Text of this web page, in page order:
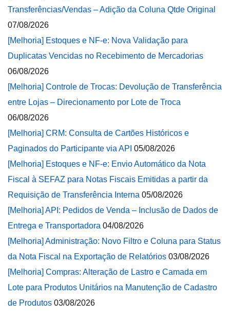
Transferências/Vendas – Adição da Coluna Qtde Original
07/08/2026
[Melhoria] Estoques e NF-e: Nova Validação para
Duplicatas Vencidas no Recebimento de Mercadorias
06/08/2026
[Melhoria] Controle de Trocas: Devolução de Transferência
entre Lojas – Direcionamento por Lote de Troca
06/08/2026
[Melhoria] CRM: Consulta de Cartões Históricos e
Paginados do Participante via API 05/08/2026
[Melhoria] Estoques e NF-e: Envio Automático da Nota
Fiscal à SEFAZ para Notas Fiscais Emitidas a partir da
Requisição de Transferência Interna 05/08/2026
[Melhoria] API: Pedidos de Venda – Inclusão de Dados de
Entrega e Transportadora 04/08/2026
[Melhoria] Administração: Novo Filtro e Coluna para Status
da Nota Fiscal na Exportação de Relatórios 03/08/2026
[Melhoria] Compras: Alteração de Lastro e Camada em
Lote para Produtos Unitários na Manutenção de Cadastro
de Produtos 03/08/2026